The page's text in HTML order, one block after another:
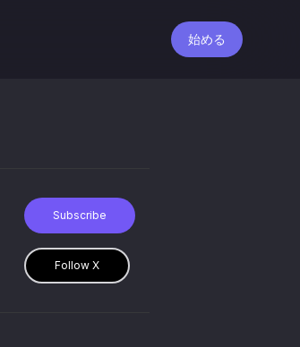
始める
Subscribe
Follow X